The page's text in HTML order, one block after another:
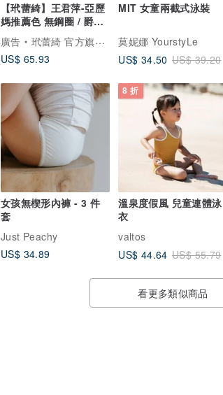
【玳蕾綺】王君萍-亞歷
媽推薦色 無鋼圈 / 爵美
蕾絲兔耳杯內衣-灰
廣告
玳蕾綺 官方旗艦店
US$ 65.93
MIT 女童兩截式泳裝
莫妮娜 YourstyLe
US$ 34.50 US$ 39.20
女孩無楔形內褲 - 3 件
套
Just Peachy
US$ 34.89
8 折
溫泉度假風 兒童連體泳
衣
valtos
US$ 44.64 US$ 55.79
看更多類似商品